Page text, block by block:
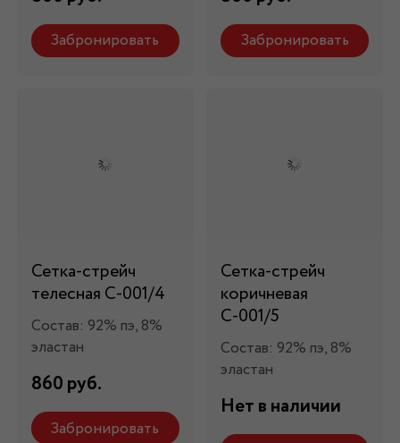
Забронировать Забронировать
Сетка-стрейч
телесная С-001/4
Состав: 92% пэ, 8%
эластан
860 руб.
Забронировать
Сетка-стрейч
коричневая
С-001/5
Состав: 92% пэ, 8%
эластан
Нет в наличии